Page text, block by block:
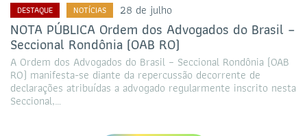
DESTAQUE NOTÍCIAS 28 de julho
NOTA PÚBLICA Ordem dos Advogados do Brasil –
Seccional Rondônia (OAB RO)
A Ordem dos Advogados do Brasil – Seccional Rondônia (OAB
RO) manifesta-se diante da repercussão decorrente de
declarações atribuídas a advogado regularmente inscrito nesta
Seccional,…